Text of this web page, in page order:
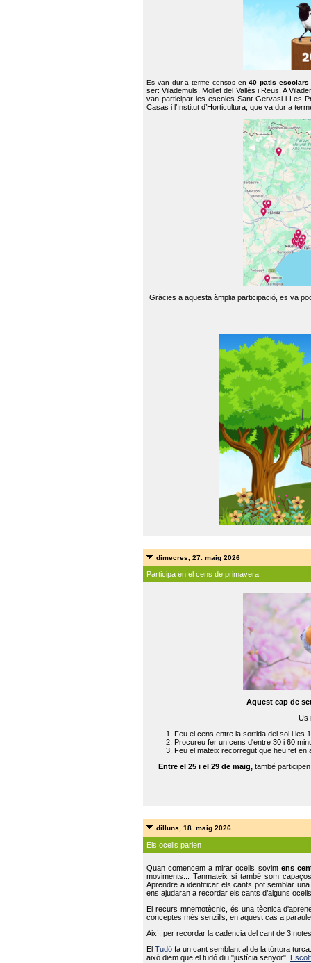
Es van dur a terme censos en40 patis escolars
ser: Vilademuls, Mollet del Vallès i Reus. A
van participar les escoles Sant Gervasi i Les
Casas i l’Institut d’Horticultura, que va dur a
Gràcies a aquesta àmplia participació, es va
dimecres, 27. maig 2026
Participa en el cens de primavera
Aquest cap de
Us
Feu el cens entre la sortida del sol i les
Procureu fer un cens d'entre 30 i 60
Feu el mateix recorregut que heu fet en
Entre el 25 i el 29 de maig, també
dilluns, 18. maig 2026
Els ocells parlen
Quan comencem a mirar ocells sovint ens
moviments... Tanmateix si també som
Aprendre a identificar els cants pot semblar
ens ajudaran a recordar els cants d’alguns
El recurs mnemotècnic, és una tècnica
conceptes més senzills, en aquest cas a
Així, per recordar la cadència del cant de 3
ElTudófa un cant semblant al de la tórtora
això diem que el tudó diu "justícia senyor".